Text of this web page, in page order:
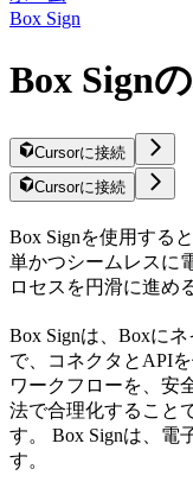
Box Sign
Box Sign
Cursorに接続
Cursorに接続
Box Signを使用する
単かつシームレスに
ロセスを円滑に進め
Box Signは、Boxに
で、コネクタとAPI
ワークフローを、安
法で合理化すること
す。 Box Signは、電
す。